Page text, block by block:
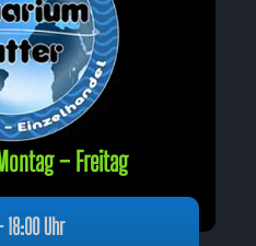
– Freitag
18:00 Uhr